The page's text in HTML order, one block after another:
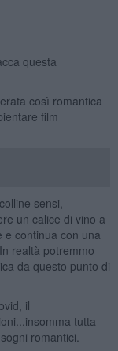
questa
così romantica
film
sensi,
un calice di vino a
e continua con una
realtà potremmo
da questo punto di
il
tutta
romantici.